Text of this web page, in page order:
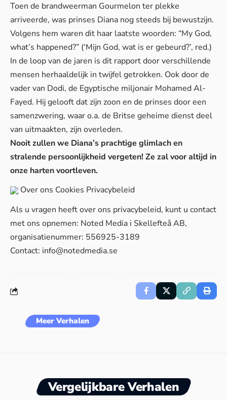
Toen de brandweerman Gourmelon ter plekke
arriveerde, was prinses Diana nog steeds bij bewustzijn.
Volgens hem waren dit haar laatste woorden: “My God,
what’s happened?” (‘Mijn God, wat is er gebeurd?’, red.)
In de loop van de jaren is dit rapport door verschillende
mensen herhaaldelijk in twijfel getrokken. Ook door de
vader van Dodi, de Egyptische miljonair Mohamed Al-
Fayed. Hij gelooft dat zijn zoon en de prinses door een
samenzwering, waar o.a. de Britse geheime dienst deel
van uitmaakten, zijn overleden.
Nooit zullen we Diana’s prachtige glimlach en
stralende persoonlijkheid vergeten! Ze zal voor altijd in
onze harten voortleven.
Over ons Cookies Privacybeleid
Als u vragen heeft over ons privacybeleid, kunt u contact
met ons opnemen: Noted Media i Skellefteå AB,
organisatienummer: 556925-3189
Contact: info@notedmedia.se
Meer Verhalen
Vergelijkbare Verhalen